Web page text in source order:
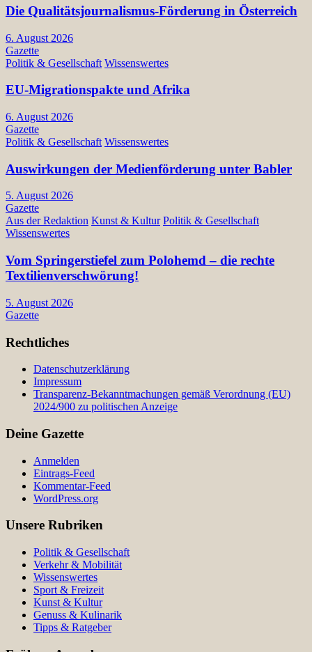
Die Qualitätsjournalismus-Förderung in Österreich
6. August 2026
Gazette
Politik & Gesellschaft Wissenswertes
EU-Migrationspakte und Afrika
6. August 2026
Gazette
Politik & Gesellschaft Wissenswertes
Auswirkungen der Medienförderung unter Babler
5. August 2026
Gazette
Aus der Redaktion Kunst & Kultur Politik & Gesellschaft
Wissenswertes
Vom Springerstiefel zum Polohemd – die rechte
Textilienverschwörung!
5. August 2026
Gazette
Rechtliches
Datenschutzerklärung
Impressum
Transparenz-Bekanntmachungen gemäß Verordnung (EU)
2024/900 zu politischen Anzeige
Deine Gazette
Anmelden
Eintrags-Feed
Kommentar-Feed
WordPress.org
Unsere Rubriken
Politik & Gesellschaft
Verkehr & Mobilität
Wissenswertes
Sport & Freizeit
Kunst & Kultur
Genuss & Kulinarik
Tipps & Ratgeber